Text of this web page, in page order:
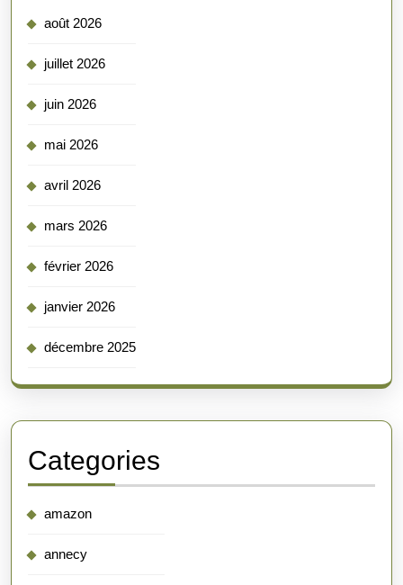
août 2026
juillet 2026
juin 2026
mai 2026
avril 2026
mars 2026
février 2026
janvier 2026
décembre 2025
Categories
amazon
annecy